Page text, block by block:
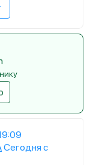
Сегодня с